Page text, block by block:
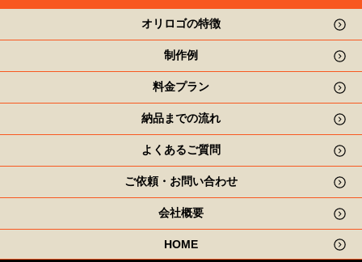
オリロゴの特徴
制作例
料金プラン
納品までの流れ
よくあるご質問
ご依頼・お問い合わせ
会社概要
HOME